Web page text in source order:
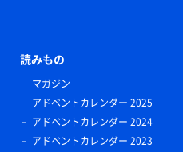
読みもの
マガジン
アドベントカレンダー 2025
アドベントカレンダー 2024
アドベントカレンダー 2023